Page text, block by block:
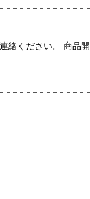
絡ください。 商品